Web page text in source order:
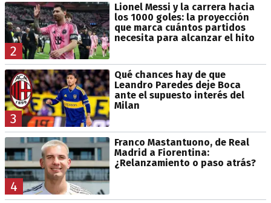
2
Lionel Messi y la carrera hacia
los 1000 goles: la proyección
que marca cuántos partidos
necesita para alcanzar el hito
3
Qué chances hay de que
Leandro Paredes deje Boca
ante el supuesto interés del
Milan
4
Franco Mastantuono, de Real
Madrid a Fiorentina:
¿Relanzamiento o paso atrás?